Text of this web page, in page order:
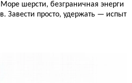
шерсти, безграничная энерги
Завести просто, удержать — испыт